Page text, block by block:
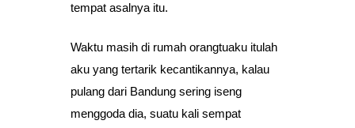
tempat asalnya itu.
Waktu masih di rumah orangtuaku itulah
aku yang tertarik kecantikannya, kalau
pulang dari Bandung sering iseng
menggoda dia, suatu kali sempat